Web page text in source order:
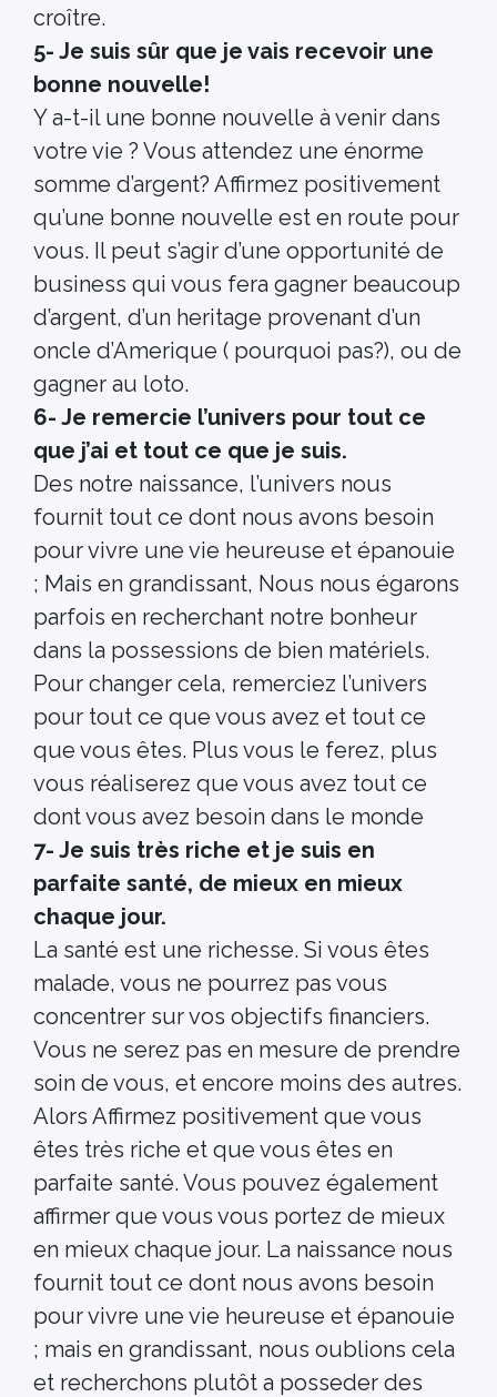
croître.
5- Je suis sûr que je vais recevoir une
bonne nouvelle!
Y a-t-il une bonne nouvelle à venir dans
votre vie ? Vous attendez une énorme
somme d’argent? Affirmez positivement
qu’une bonne nouvelle est en route pour
vous. Il peut s’agir d’une opportunité de
business qui vous fera gagner beaucoup
d’argent, d’un heritage provenant d’un
oncle d’Amerique ( pourquoi pas?), ou de
gagner au loto.
6- Je remercie l’univers pour tout ce
que j’ai et tout ce que je suis.
Des notre naissance, l’univers nous
fournit tout ce dont nous avons besoin
pour vivre une vie heureuse et épanouie
; Mais en grandissant, Nous nous égarons
parfois en recherchant notre bonheur
dans la possessions de bien matériels.
Pour changer cela, remerciez l’univers
pour tout ce que vous avez et tout ce
que vous êtes. Plus vous le ferez, plus
vous réaliserez que vous avez tout ce
dont vous avez besoin dans le monde
7- Je suis très riche et je suis en
parfaite santé, de mieux en mieux
chaque jour.
La santé est une richesse. Si vous êtes
malade, vous ne pourrez pas vous
concentrer sur vos objectifs financiers.
Vous ne serez pas en mesure de prendre
soin de vous, et encore moins des autres.
Alors Affirmez positivement que vous
êtes très riche et que vous êtes en
parfaite santé. Vous pouvez également
affirmer que vous vous portez de mieux
en mieux chaque jour. La naissance nous
fournit tout ce dont nous avons besoin
pour vivre une vie heureuse et épanouie
; mais en grandissant, nous oublions cela
et recherchons plutôt a posseder des